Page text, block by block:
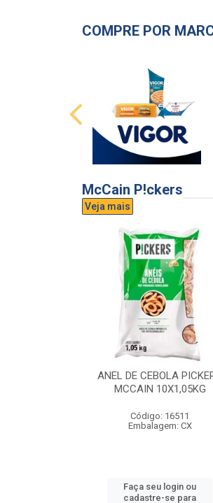
COMPRE POR
McCain P!ckers
Veja mais
ANEL DE CEBOLA
MCCAIN 10X1,05KG
Código: 16511
Embalagem: CX
Faça seu login ou
cadastre-se para